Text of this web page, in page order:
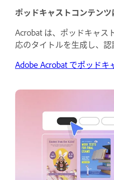
ポッドキャストコンテン
Acrobat は、ポッドキャス
応のタイトルを生成し、認
Adobe Acrobat でポッドキ